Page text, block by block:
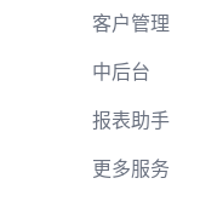
客户管理
中后台
报表助手
更多服务